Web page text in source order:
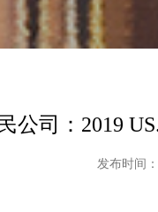
公司：2019
发布时间